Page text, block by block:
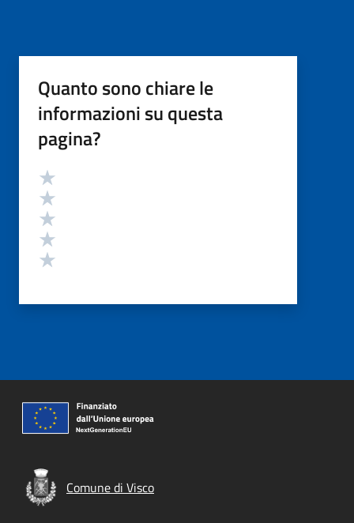
Quanto sono chiare le
informazioni su questa
pagina?
Valutazione
Comune di Visco